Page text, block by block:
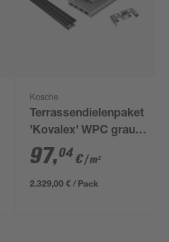
Kosche
Terrassendielenpaket
'Kovalex' WPC grau
4000 x 6000 x 26 mm
97,04 €/ m²
2.329,00 € / Pack